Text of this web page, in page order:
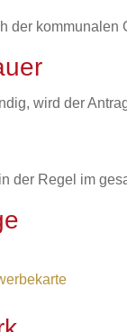
der
wird der
der Regel im